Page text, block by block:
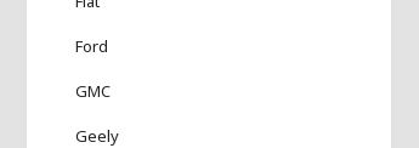
Ford
GMC
Geely